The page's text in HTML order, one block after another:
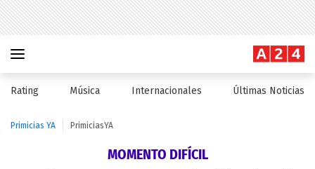
Rating Música Internacionales Últimas Noticias
Primicias YA PrimiciasYA
MOMENTO DIFÍCIL